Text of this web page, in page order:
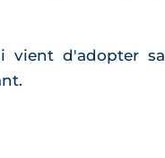
vient d'adopter sa